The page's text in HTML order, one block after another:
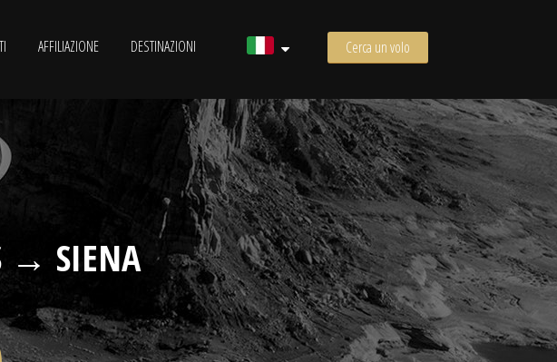
AFFILIAZIONE DESTINAZIONI Cerca un volo
→ SIENA